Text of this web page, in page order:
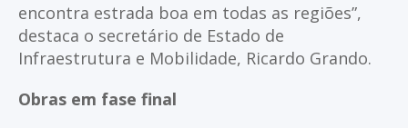
encontra estrada boa em todas as regiões”,
destaca o secretário de Estado de
Infraestrutura e Mobilidade, Ricardo Grando.
Obras em fase final